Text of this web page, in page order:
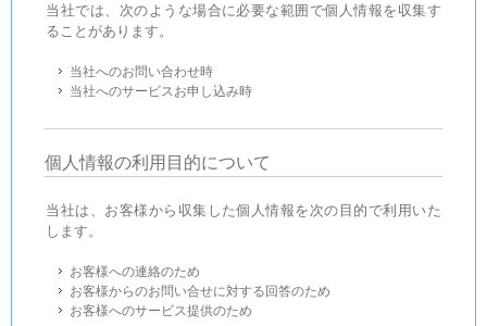
当社では、次のような場合に必要な範囲で個人情報を収集す
ることがあります。
当社へのお問い合わせ時
当社へのサービスお申し込み時
個人情報の利用目的について
当社は、お客様から収集した個人情報を次の目的で利用いた
します。
お客様への連絡のため
お客様からのお問い合せに対する回答のため
お客様へのサービス提供のため